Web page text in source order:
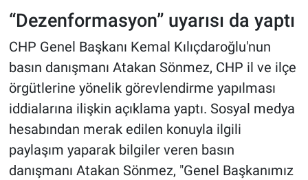
“Dezenformasyon” uyarısı da yaptı
CHP Genel Başkanı Kemal Kılıçdaroğlu'nun
basın danışmanı Atakan Sönmez, CHP il ve ilçe
örgütlerine yönelik görevlendirme yapılması
iddialarına ilişkin açıklama yaptı. Sosyal medya
hesabından merak edilen konuyla ilgili
paylaşım yaparak bilgiler veren basın
danışmanı Atakan Sönmez, "Genel Başkanımız